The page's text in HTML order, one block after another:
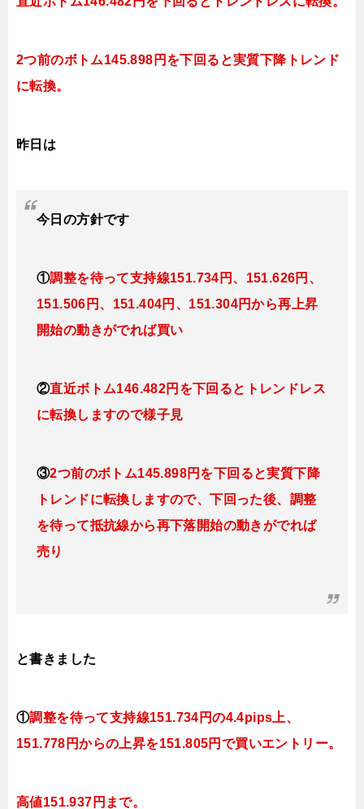
2つ前のボトム145.898円を下回ると実質下降トレンド
に転換。
昨日は
今日 の方針です
①調整を待って支持線151.734円、151.626円、
151.506円、151.404円、151.304円から再上昇
開始の動きがでれば買い
②直近ボトム146.482円を下回るとトレンドレス
に転換しますので様子見
③2つ前のボトム145.898円を下回ると実質下降
トレンドに転換しますので、下回った後、調整
を待って抵抗線から再下落開始の動きがでれば
売り
と書きました
①調整を待って支持線151.734円の4.4pips上、
151.778円からの上昇を151.805円で買いエントリー。
高値151.937円まで。